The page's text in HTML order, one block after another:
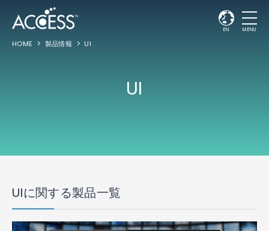
EN MENU
HOME 製品情報 UI
UI
UIに関する製品一覧